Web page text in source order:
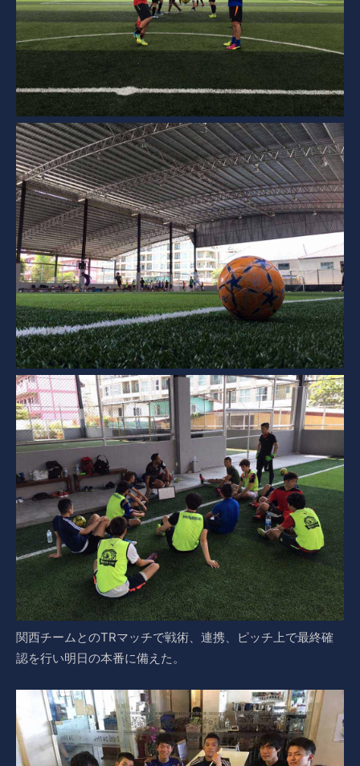
関西チームとのTRマッチで戦術、連携、ピッチ上で最終確
認を行い明日の本番に備えた。